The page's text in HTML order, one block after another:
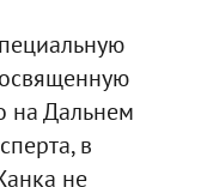
на Дальнем
в
не